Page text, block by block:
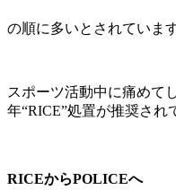
の順に多いとされています
スポーツ活動中に痛めて
年“RICE”処置が推奨され
RICEからPOLICEへ